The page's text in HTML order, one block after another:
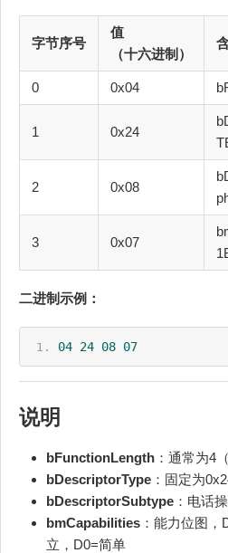
字节序号
值
（十六进制）
0 0x04
1 0x24
2 0x08
3 0x07
二进制示例：
04 24 08 07
说明
bFunctionLength ：通常为4
bDescriptorType ：固定为
bDescriptorSubtype ：电话
bmCapabilities ：能力位图
立，D0=简单